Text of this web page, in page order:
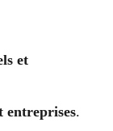
et
entreprises.